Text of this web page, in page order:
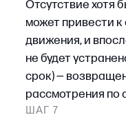
допущенных при
решения;
отсутствие ссылок
практику, на которую
при принятии
Такие нарушения
в удовлетворении